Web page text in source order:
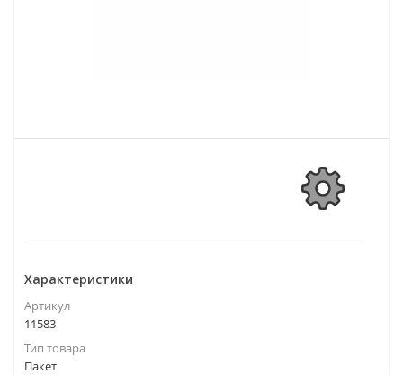
Характеристики
Артикул
11583
Тип товара
Пакет